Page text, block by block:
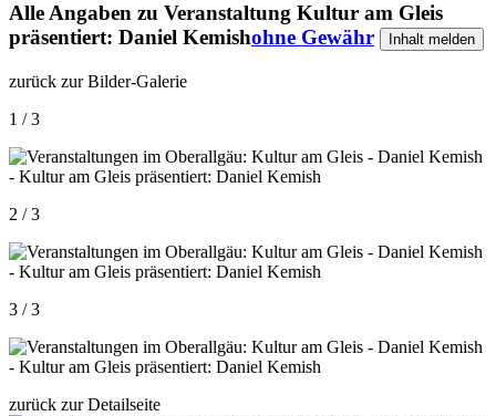
Alle Angaben zu Veranstaltung Kultur am Gleis
präsentiert: Daniel Kemishohne Gewähr Inhalt melden
zurück zur Bilder-Galerie
1 / 3
2 / 3
3 / 3
zurück zur Detailseite